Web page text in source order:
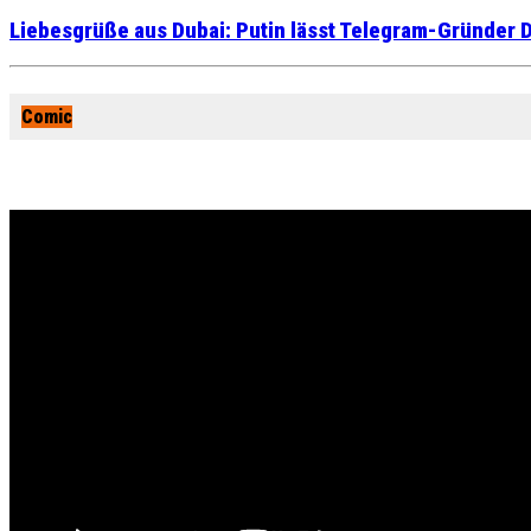
Liebesgrüße aus Dubai: Putin lässt Telegram-Gründer
Comic